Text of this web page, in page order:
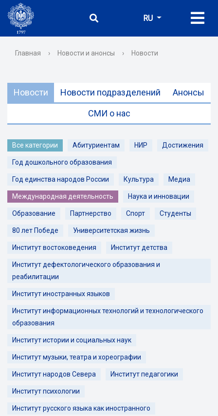
RU
Главная › Новости и анонсы › Новости
Новости Новости подразделений Анонсы
СМИ о нас
Все категории Абитуриентам НИР Достижения
Год дошкольного образования
Год единства народов России Культура Медиа
Международная деятельность Наука и инновации
Образование Партнерство Спорт Студенты
80 лет Победе Университетская жизнь
Институт востоковедения Институт детства
Институт дефектологического образования и
реабилитации
Институт иностранных языков
Институт информационных технологий и технологического
образования
Институт истории и социальных наук
Институт музыки, театра и хореографии
Институт народов Севера Институт педагогики
Институт психологии
Институт русского языка как иностранного